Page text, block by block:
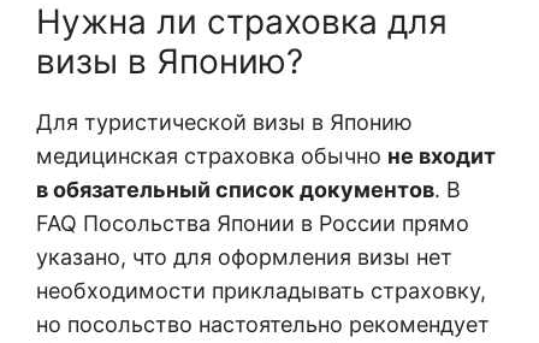
Нужна ли страховка для
визы в Японию?
Для туристической визы в Японию
медицинская страховка обычно не входит
в обязательный список документов. В
FAQ Посольства Японии в России прямо
указано, что для оформления визы нет
необходимости прикладывать страховку,
но посольство настоятельно рекомендует